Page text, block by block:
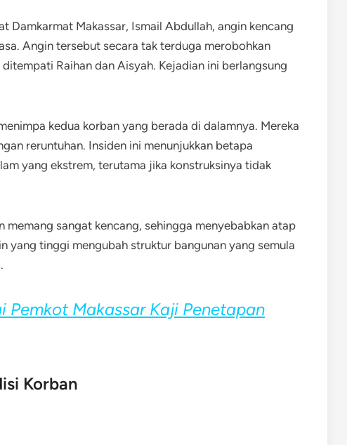
Damkarmat Makassar, Ismail Abdullah, angin kencang
Angin tersebut secara tak terduga merobohkan
Raihan dan Aisyah. Kejadian ini berlangsung
kedua korban yang berada di dalamnya. Mereka
reruntuhan. Insiden ini menunjukkan betapa
yang ekstrem, terutama jika konstruksinya tidak
memang sangat kencang, sehingga menyebabkan atap
yang tinggi mengubah struktur bangunan yang semula
Pemkot Makassar Kaji Penetapan
Korban